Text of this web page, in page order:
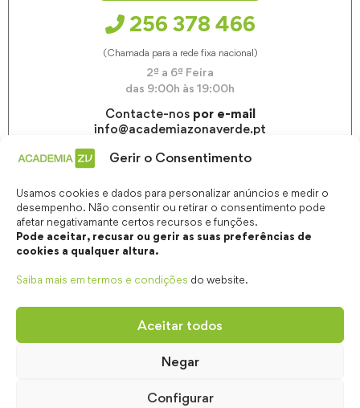
Gerir o Consentimento
Usamos cookies e dados para personalizar anúncios e medir o
desempenho. Não consentir ou retirar o consentimento pode
afetar negativamante certos recursos e funções.
Pode aceitar, recusar ou gerir as suas preferências de
cookies a qualquer altura.
Saiba mais em termos e condições do website.
Aceitar todos
Negar
Configurar
256 378 466
(Chamada para a rede fixa nacional)
2ª a 6ª Feira
das 9:00h às 19:00h
Contacte-nos por e-mail
info@academiazonaverde.pt
© 2026 Academia ZONAVERDE | Todos os direitos